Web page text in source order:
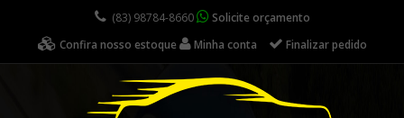
(83) 98784-8660
Solicite orçamento
Confira nosso estoque
Minha conta Finalizar pedido